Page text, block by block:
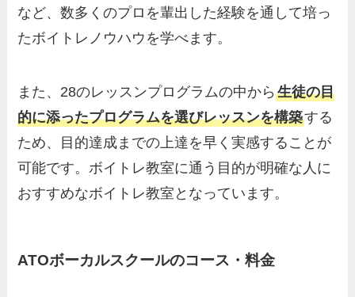
など、数多くのプロを輩出した経験を通して培っ
たボイトレノウハウを学べます。
また、28のレッスンプログラムの中から生徒の目
的に添ったプログラムを選びレッスンを構築する
ため、目的達成までの上達を早く実感することが
可能です。ボイトレ教室に通う目的が明確な人に
おすすめなボイトレ教室となっています。
ATOボーカルスクールのコース・料金